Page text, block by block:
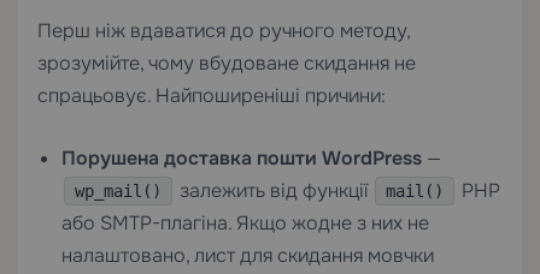
Перш ніж вдаватися до ручного методу,
зрозумійте, чому вбудоване скидання не
спрацьовує. Найпоширеніші причини:
Порушена доставка пошти WordPress —
wp_mail() залежить від функції mail()
PHP
або SMTP-плагіна. Якщо жодне з них не
налаштовано, лист для скидання мовчки